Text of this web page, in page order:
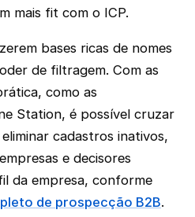
mais fit com o ICP.
bases ricas de nomes
de filtragem. Com as
como as
Station, é possível cruzar
cadastros inativos,
e decisores
da empresa, conforme
de prospecção B2B.